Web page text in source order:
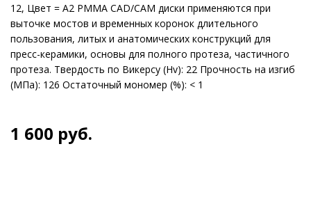
12, Цвет = A2 PMMA CAD/CAM диски применяются при
выточке мостов и временных коронок длительного
пользования, литых и анатомических конструкций для
пресс-керамики, основы для полного протеза, частичного
протеза. Твердость по Викерсу (Hv): 22 Прочность на изгиб
(МПа): 126 Остаточный мономер (%): < 1
1 600 руб.